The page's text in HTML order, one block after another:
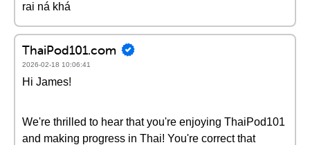
rai ná khá
ThaiPod101.com
2026-02-18 10:06:41
Hi James!
We're thrilled to hear that you're enjoying ThaiPod101
and making progress in Thai! You're correct that